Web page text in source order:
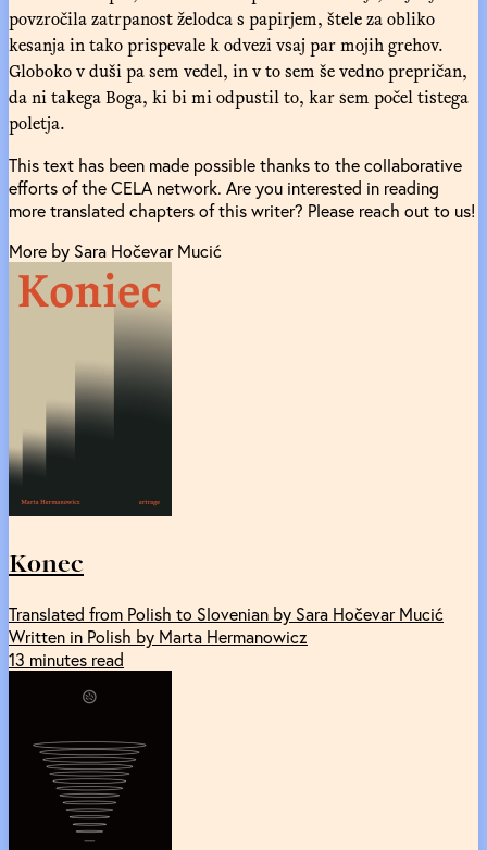
povzročila zatrpanost želodca s papirjem, štele za obliko
kesanja in tako prispevale k odvezi vsaj par mojih grehov.
Globoko v duši pa sem vedel, in v to sem še vedno prepričan,
da ni takega Boga, ki bi mi odpustil to, kar sem počel tistega
poletja.
This text has been made possible thanks to the collaborative
efforts of the CELA network. Are you interested in reading
more translated chapters of this writer? Please reach out to us!
More by Sara Hočevar Mucić
Konec
Translated from Polish to Slovenian by Sara Hočevar Mucić
Written in Polish by Marta Hermanowicz
13 minutes read